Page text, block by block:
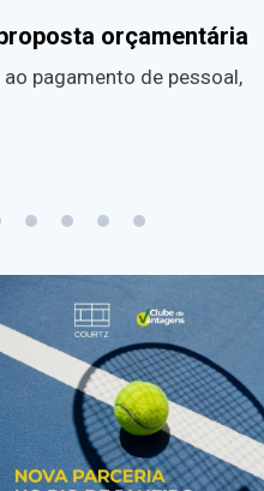
orçamentária
pagamento de pessoal,